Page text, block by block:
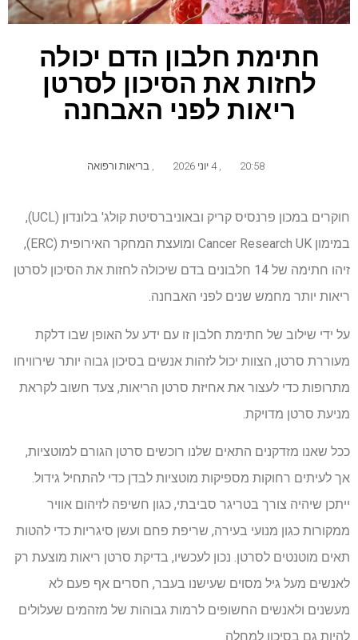
חתימת חלבון הדם יכולה
לחזות את הסיכון לסרטן
ריאות לפני האבחנה
20:58 4 יוני 2026 בריאות ורפואה
חוקרים במכון פרנסיס קריק ובאוניברסיטת קולג' בלונדון (UCL),
במימון Cancer Research UK ומועצת המחקר האירופית (ERC),
זיהו חתימה של 14 חלבונים בדם שיכולה לחזות את הסיכון לסרטן
ריאות יותר מחמש שנים לפני האבחנה.
על ידי שילוב של חתימת חלבון זו עם ידע על האופן שבו דלקת
מעוררת סרטן, הצוות יכול לזהות אנשים בסיכון גבוה יותר שירוויחו
מתרופות כדי לעצור את אחיזת סרטן הריאות, צעד חשוב לקראת
מניעת סרטן מדויקת.
ככל שאנו מזדקנים התאים שלנו רוכשים סרטן הגורם למוטציות,
אך לעיתים רחוקות מספיקות מוטציות לבדן כדי להתחיל גידול.
ייתכן שיהיה צורך בטריגר סביבתי, כגון חשיפה לזיהום אוויר
ממקורות כגון מנועי בעירה, שריפת פחם ועשן סיגריות כדי להטות
תאים מוטנטים לסרטן. נכון לעכשיו, בדיקת סרטן ריאות מוצעת רק
לאנשים מעל גיל מסוים שעישנו בעבר, חסרים אף פעם לא
מעשנים ולאנשים החשופים לרמות גבוהות של מזהמים שעלולים
להיות גם בסיכון למחלה.